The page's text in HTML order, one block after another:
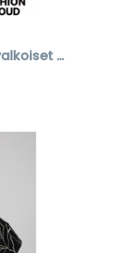
Kevyet luonnonvalkoiset bermuda shortsit